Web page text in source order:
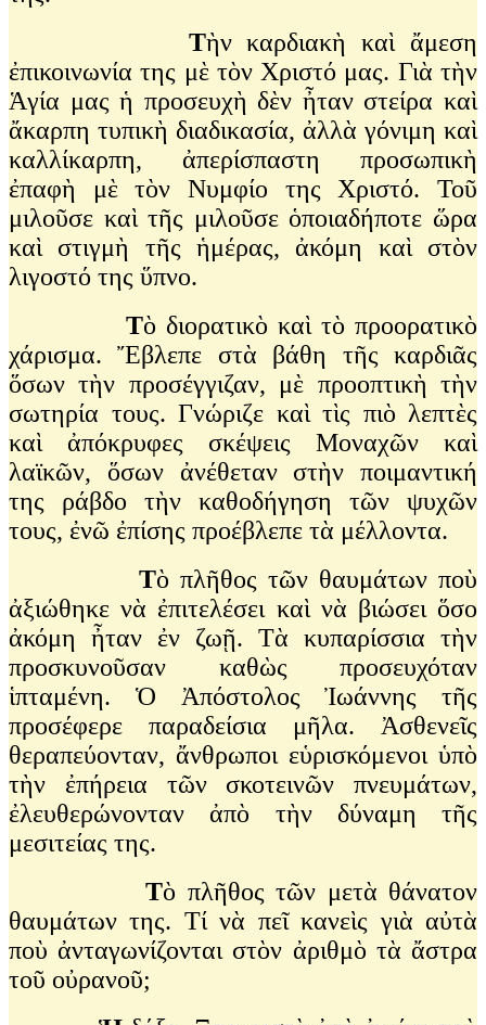
Τὴν καρδιακὴ καὶ ἄμεση
ἐπικοινωνία της μὲ τὸν Χριστό μας. Γιὰ τὴν
Ἁγία μας ἡ προσευχὴ δὲν ἦταν στείρα καὶ
ἄκαρπη τυπικὴ διαδικασία, ἀλλὰ γόνιμη καὶ
καλλίκαρπη, ἀπερίσπαστη προσωπικὴ
ἐπαφὴ μὲ τὸν Νυμφίο της Χριστό. Τοῦ
μιλοῦσε καὶ τῆς μιλοῦσε ὁποιαδήποτε ὥρα
καὶ στιγμὴ τῆς ἡμέρας, ἀκόμη καὶ στὸν
λιγοστό της ὕπνο.
Τὸ διορατικὸ καὶ τὸ προορατικὸ
χάρισμα. Ἔβλεπε στὰ βάθη τῆς καρδιᾶς
ὅσων τὴν προσέγγιζαν, μὲ προοπτικὴ τὴν
σωτηρία τους. Γνώριζε καὶ τὶς πιὸ λεπτὲς
καὶ ἀπόκρυφες σκέψεις Μοναχῶν καὶ
λαϊκῶν, ὅσων ἀνέθεταν στὴν ποιμαντική
της ράβδο τὴν καθοδήγηση τῶν ψυχῶν
τους, ἐνῶ ἐπίσης προέβλεπε τὰ μέλλοντα.
Τὸ πλῆθος τῶν θαυμάτων ποὺ
ἀξιώθηκε νὰ ἐπιτελέσει καὶ νὰ βιώσει ὅσο
ἀκόμη ἦταν ἐν ζωῇ. Τὰ κυπαρίσσια τὴν
προσκυνοῦσαν καθὼς προσευχόταν
ἱπταμένη. Ὁ Ἀπόστολος Ἰωάννης τῆς
προσέφερε παραδείσια μῆλα. Ἀσθενεῖς
θεραπεύονταν, ἄνθρωποι εὑρισκόμενοι ὑπὸ
τὴν ἐπήρεια τῶν σκοτεινῶν πνευμάτων,
ἐλευθερώνονταν ἀπὸ τὴν δύναμη τῆς
μεσιτείας της.
Τὸ πλῆθος τῶν μετὰ θάνατον
θαυμάτων της. Τί νὰ πεῖ κανεὶς γιὰ αὐτὰ
ποὺ ἀνταγωνίζονται στὸν ἀριθμὸ τὰ ἄστρα
τοῦ οὐρανοῦ;